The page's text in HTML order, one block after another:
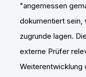
"angemessen
dokumentiert sein,
zugrunde lagen.
externe Prüfer
Weiterentwicklung